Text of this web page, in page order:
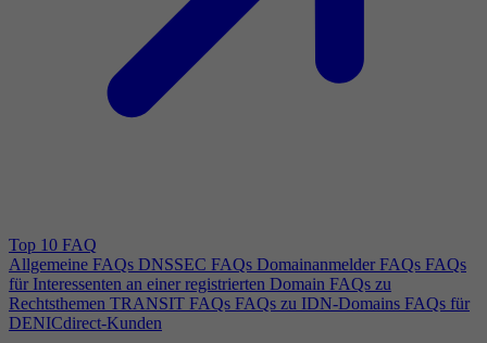
Top 10 FAQ
Allgemeine FAQs DNSSEC FAQs Domainanmelder FAQs FAQs
für Interessenten an einer registrierten Domain FAQs zu
Rechtsthemen TRANSIT FAQs FAQs zu IDN-Domains FAQs für
DENICdirect-Kunden